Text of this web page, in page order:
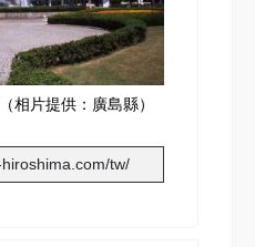
相片提供：廣島縣）
tw/